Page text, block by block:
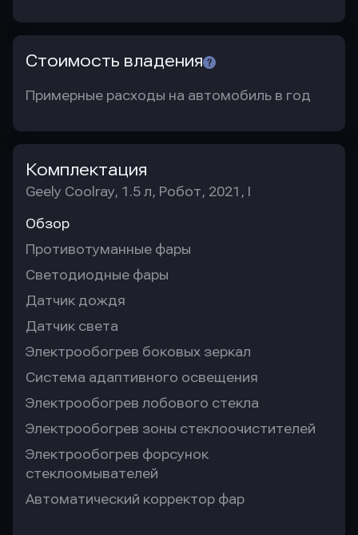
Стоимость владения
Примерные расходы на автомобиль в год
Комплектация
Geely Coolray, 1.5 л, Робот, 2021, I
Обзор
Противотуманные фары
Светодиодные фары
Датчик дождя
Датчик света
Электрообогрев боковых зеркал
Система адаптивного освещения
Электрообогрев лобового стекла
Электрообогрев зоны стеклоочистителей
Электрообогрев форсунок
стеклоомывателей
Автоматический корректор фар